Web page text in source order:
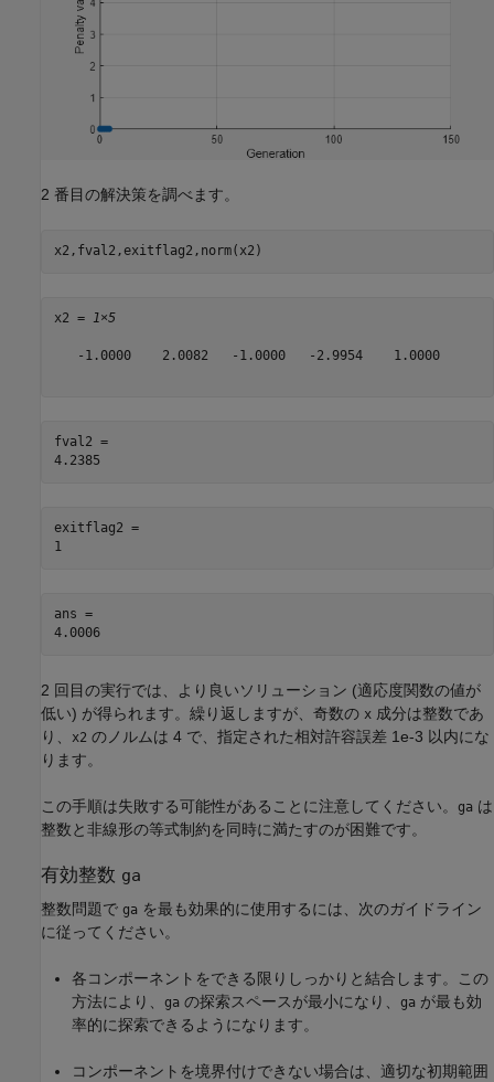
2 番目の解決策を調べます。
x2,fval2,exitflag2,norm(x2)
x2 = 1×5
   -1.0000    2.0082   -1.0000   -2.9954    1.0000
fval2 =
exitflag2 =
1
ans =
4.0006
2 回目の実行では、より良いソリューション (適応度関数の値が
低い) が得られます。繰り返しますが、奇数の x 成分は整数であ
り、
x2 のノルムは 4 で、指定された相対許容誤差 1e-3 以内にな
ります。
この手順は失敗する可能性があることに注意してください。 ga は
整数と非線形の等式制約を同時に満たすのが困難です。
有効整数 ga
整数問題で ga を最も効果的に使用するには、次のガイドライン
に従ってください。
各コンポーネントをできる限りしっかりと結合します。この
方法により、 ga の探索スペースが最小になり、 ga が最も効
率的に探索できるようになります。
コンポーネントを境界付けできない場合は、適切な初期範囲